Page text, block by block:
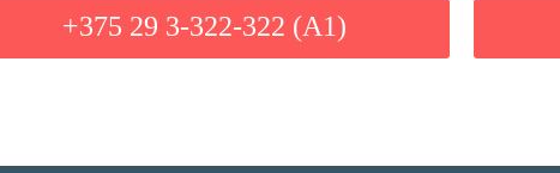
+375 29 3-322-322 (А1)